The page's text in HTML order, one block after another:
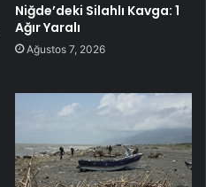
Niğde’deki Silahlı Kavga: 1
Ağır Yaralı
Ağustos 7, 2026